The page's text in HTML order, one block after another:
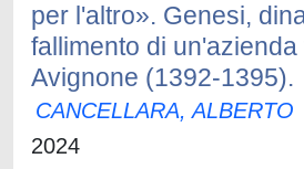
per l'altro». Genesi,
fallimento di
Avignone (1392-1395).
CANCELLARA, ALBERTO
2024